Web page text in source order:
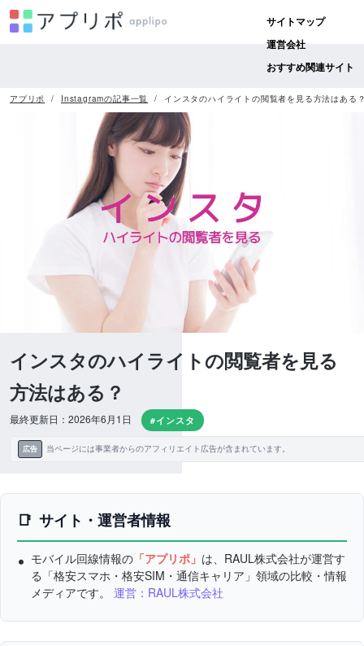
サイトマップ
運営会社
おすすめ関連サイト
アプリポ Instagramの記事一覧 インスタのハイライトの閲覧者を見る方法はある
インスタのハイライトの閲覧者を見る
方法はある？
最終更新日：2026年6月1日 #インスタ
広告 当ページには事業者からのアフィリエイト広告が含まれています。
サイト・運営者情報
モバイル回線情報の 「アプリポ」 は、RAUL株式会社が運営す
る「格安スマホ・格安SIM・通信キャリア」領域の比較・情報
メディアです。 運営：RAUL株式会社